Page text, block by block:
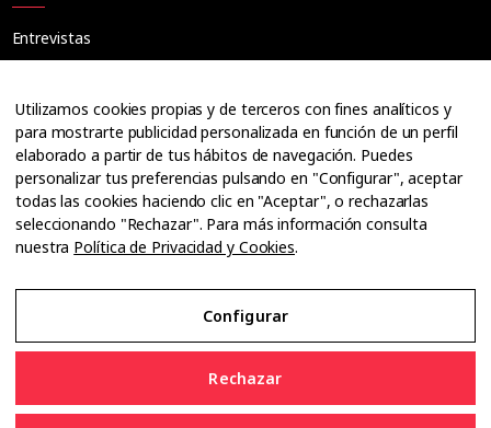
Entrevistas
Ópticos
Cuadernos
Guías
Dossier
Anuarios
Ofertas de empleo
Utilizamos cookies propias y de terceros con fines analíticos y
para mostrarte publicidad personalizada en función de un perfil
elaborado a partir de tus hábitos de navegación. Puedes
personalizar tus preferencias pulsando en "Configurar", aceptar
todas las cookies haciendo clic en "Aceptar", o rechazarlas
seleccionando "Rechazar". Para más información consulta
nuestra Política de Privacidad y Cookies.
Configurar
Rechazar
Aviso Legal
Política de Privacidad y Cookies